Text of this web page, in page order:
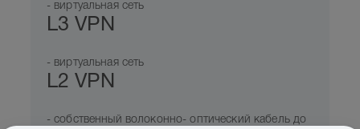
- виртуальная сеть
L3 VPN
- виртуальная сеть
L2 VPN
- собственный волоконно- оптический кабель до